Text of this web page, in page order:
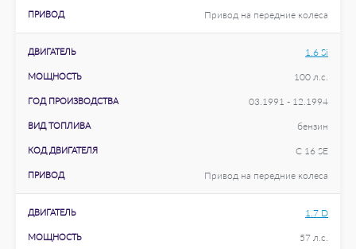
ПРИВОД Привод на передние колеса
ДВИГАТЕЛЬ 1.6 Si
МОЩНОСТЬ 100 л.с.
ГОД ПРОИЗВОДСТВА 03.1991 - 12.1994
ВИД ТОПЛИВА бензин
КОД ДВИГАТЕЛЯ C 16 SE
ПРИВОД Привод на передние колеса
ДВИГАТЕЛЬ 1.7 D
МОЩНОСТЬ 57 л.с.